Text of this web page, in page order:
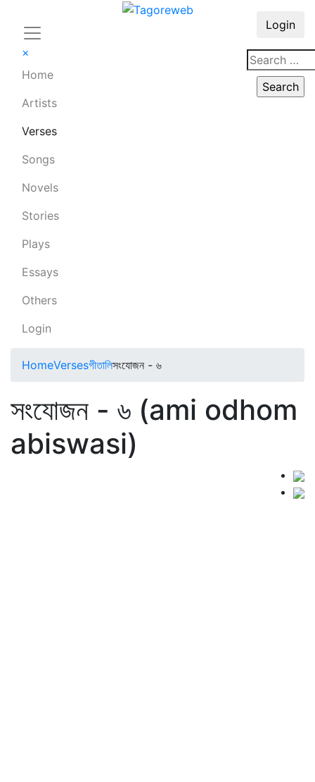
×
Home
Artists
Verses
Songs
Novels
Stories
Plays
Essays
Others
Login
Login
HomeVersesগীতালিসংযোজন - ৬
সংযোজন - ৬ (ami odhom
abiswasi)